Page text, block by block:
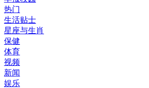
热门
生活贴士
星座与生肖
保健
体育
视频
新闻
娱乐